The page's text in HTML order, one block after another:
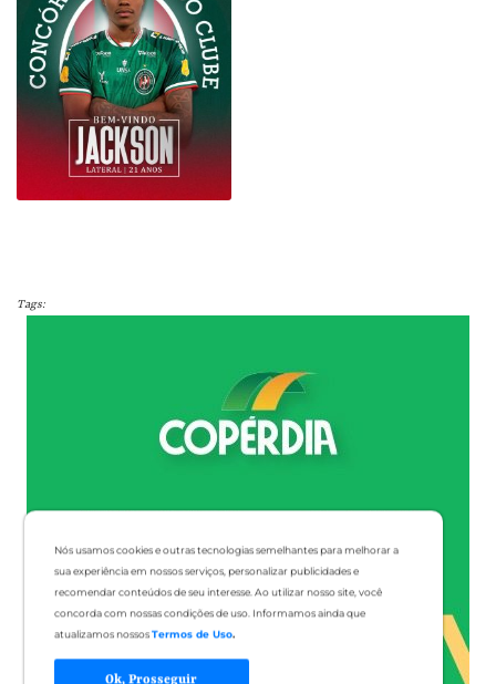
Nós usamos cookies e outras tecnologias semelhantes para melhorar a
sua experiência em nossos serviços, personalizar publicidades e
recomendar conteúdos de seu interesse. Ao utilizar nosso site, você
concorda com nossas condições de uso. Informamos ainda que
atualizamos nossosTermos de Uso.
Ok, Prosseguir
Tags: